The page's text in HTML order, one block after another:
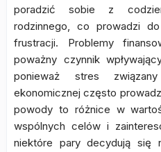
poradzić sobie z
rodzinnego, co prowadzi
frustracji. Problemy
poważny czynnik
ponieważ stres
ekonomicznej często
powody to różnice w
wspólnych celów i
niektóre pary decydują się